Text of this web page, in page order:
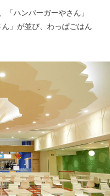
「ハンバーガーやさん」
ん」が並び、わっぱごはん